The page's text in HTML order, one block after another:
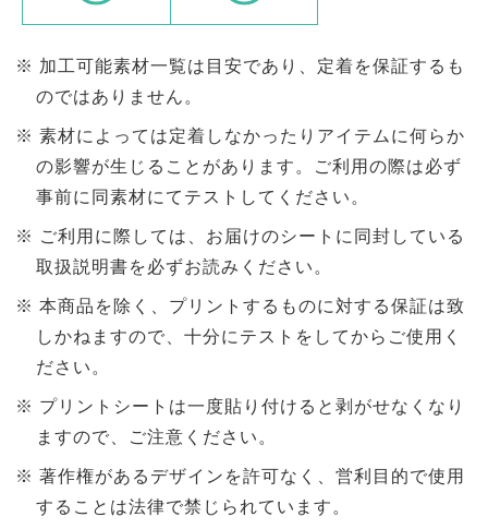
加工可能素材一覧は目安であり、定着を保証するも
のではありません。
素材によっては定着しなかったりアイテムに何らか
の影響が生じることがあります。ご利用の際は必ず
事前に同素材にてテストしてください。
ご利用に際しては、お届けのシートに同封している
取扱説明書を必ずお読みください。
本商品を除く、プリントするものに対する保証は致
しかねますので、十分にテストをしてからご使用く
ださい。
プリントシートは一度貼り付けると剥がせなくなり
ますので、ご注意ください。
著作権があるデザインを許可なく、営利目的で使用
することは法律で禁じられています。